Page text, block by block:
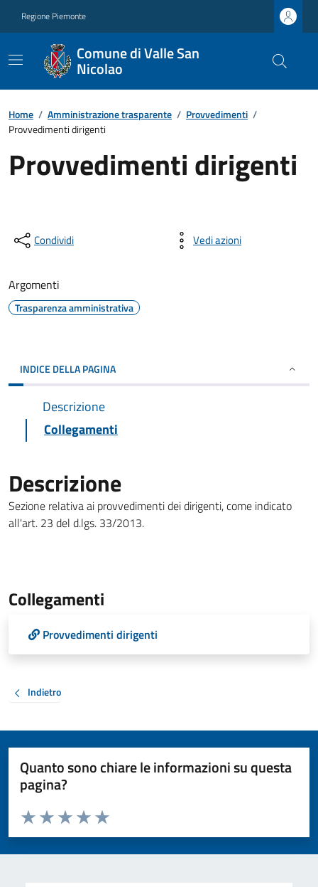
Regione Piemonte
Comune di Valle San
Nicolao
Home / Amministrazione trasparente / Provvedimenti /
Provvedimenti dirigenti
Provvedimenti dirigenti
Condividi Vedi azioni
Argomenti
Trasparenza amministrativa
INDICE DELLA PAGINA
Descrizione
Collegamenti
Descrizione
Sezione relativa ai provvedimenti dei dirigenti, come indicato
all'art. 23 del d.lgs. 33/2013.
Collegamenti
Provvedimenti dirigenti
Indietro
Quanto sono chiare le informazioni su questa
pagina?
Valuta da 1 a 5 stelle la pagina
Valuta 5 stelle su 5
Valuta 4 stelle su 5
Valuta 3 stelle su 5
Valuta 2 stelle su 5
Valuta 1 stelle su 5